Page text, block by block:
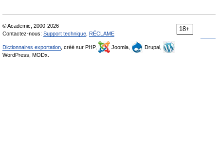
18+
© Academic, 2000-2026
Contactez-nous: Support technique RÉCLAME
Dictionnaires exportation , créé sur PHP, Joomla,
Drupal,
WordPress, MODx.